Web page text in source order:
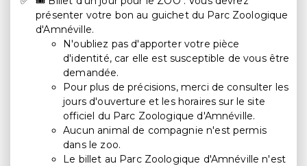
présenter votre bon au guichet du Parc Zoologique
d'Amnéville.
N'oubliez pas d'apporter votre pièce
d'identité, car elle est susceptible de vous être
demandée.
Pour plus de précisions, merci de consulter les
jours d'ouverture et les horaires sur le site
officiel du Parc Zoologique d'Amnéville.
Aucun animal de compagnie n'est permis
dans le zoo.
Le billet au Parc Zoologique d'Amnéville n'est